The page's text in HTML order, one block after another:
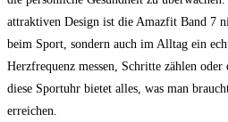
attraktiven Design ist die Amazfit Band 7
beim Sport, sondern auch im Alltag ein
Herzfrequenz messen, Schritte zählen
diese Sportuhr bietet alles, was man
erreichen.